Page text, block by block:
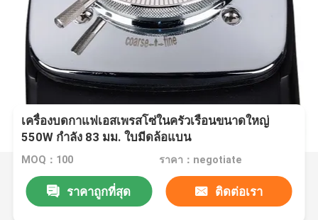
เครื่องบดกาแฟเอสเพรสโซ่ในครัวเรือนขนาดใหญ่
550W กำลัง 83 มม. ใบมีดล้อแบน
MOQ：100 ราคา：negotiate
ราคาถูกที่สุด ติดต่อเรา